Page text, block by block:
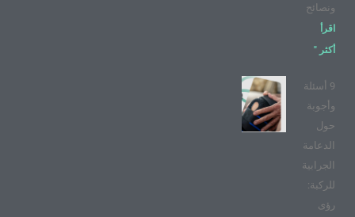
ونصائح
اقرأ
أكثر "
9 أسئلة
وأجوبة
حول
الدعامة
الجرابية
للركبة:
رؤى